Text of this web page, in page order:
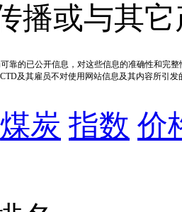
播或与其
靠的已公开信息，对这些信息的准确性和完
及其雇员不对使用网站信息及其内容所引
煤炭 指数 价